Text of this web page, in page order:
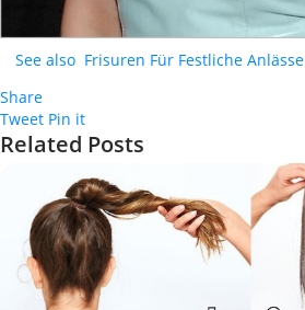
See also Frisuren Für Festliche Anlässe
Share
Tweet Pin it
Related Posts